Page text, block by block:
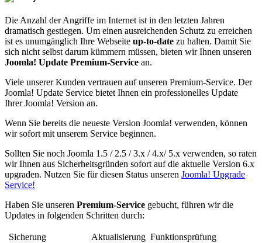
Die Anzahl der Angriffe im Internet ist in den letzten Jahren
dramatisch gestiegen. Um einen ausreichenden Schutz zu erreichen
ist es unumgänglich Ihre Webseite up-to-date zu halten. Damit Sie
sich nicht selbst darum kümmern müssen, bieten wir Ihnen unseren
Joomla! Update Premium-Service an.
Viele unserer Kunden vertrauen auf unseren Premium-Service. Der
Joomla! Update Service bietet Ihnen ein professionelles Update
Ihrer Joomla! Version an.
Wenn Sie bereits die neueste Version Joomla! verwenden, können
wir sofort mit unserem Service beginnen.
Sollten Sie noch Joomla 1.5 / 2.5 / 3.x / 4.x/ 5.x verwenden, so raten
wir Ihnen aus Sicherheitsgründen sofort auf die aktuelle Version 6.x
upgraden. Nutzen Sie für diesen Status unseren Joomla! Upgrade
Service!
Haben Sie unseren Premium-Service gebucht, führen wir die
Updates in folgenden Schritten durch:
Sicherung Aktualisierung Funktionsprüfung